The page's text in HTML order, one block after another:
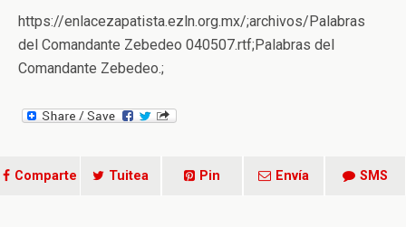
https://enlacezapatista.ezln.org.mx/;archivos/Palabras
del Comandante Zebedeo 040507.rtf;Palabras del
Comandante Zebedeo.;
Comparte Tuitea Pin Envía SMS